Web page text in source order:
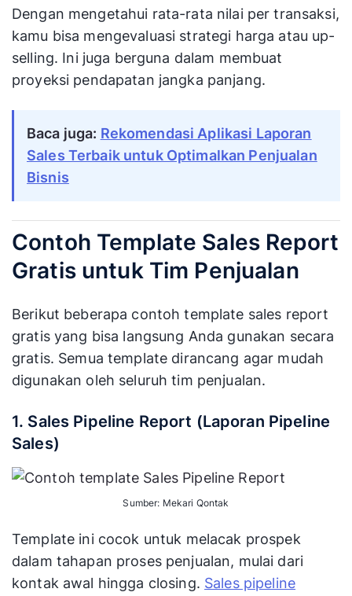
Dengan mengetahui rata-rata nilai per transaksi,
kamu bisa mengevaluasi strategi harga atau up-
selling. Ini juga berguna dalam membuat
proyeksi pendapatan jangka panjang.
Baca juga: Rekomendasi Aplikasi Laporan
Sales Terbaik untuk Optimalkan Penjualan
Bisnis
Contoh Template Sales Report
Gratis untuk Tim Penjualan
Berikut beberapa contoh template sales report
gratis yang bisa langsung Anda gunakan secara
gratis. Semua template dirancang agar mudah
digunakan oleh seluruh tim penjualan.
1. Sales Pipeline Report (Laporan Pipeline
Sales)
Sumber: Mekari Qontak
Template ini cocok untuk melacak prospek
dalam tahapan proses penjualan, mulai dari
kontak awal hingga closing. Sales pipeline